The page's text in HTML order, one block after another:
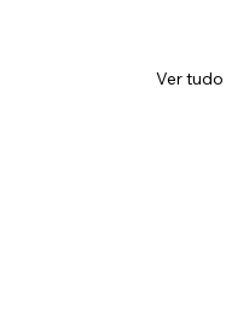
Ver tudo